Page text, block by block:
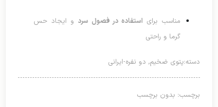
مناسب برایاستفاده در فصول سردو ایجاد حس
گرما و راحتی
دسته:پتوی ضخیم, دو نفره-ایرانی
برچسب: بدون برچسب